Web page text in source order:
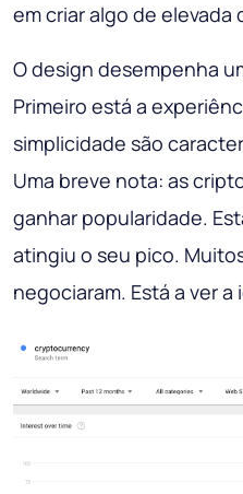
em criar algo de elevada
O design desempenha
Primeiro está a
simplicidade são
Uma breve nota: as
ganhar popularidade.
atingiu o seu pico.
negociaram. Está a ver a